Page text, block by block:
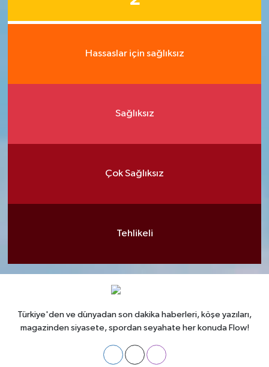
Hassaslar için sağlıksız
Sağlıksız
Çok Sağlıksız
Tehlikeli
Türkiye'den ve dünyadan son dakika haberleri, köşe yazıları,
magazinden siyasete, spordan seyahate her konuda Flow!